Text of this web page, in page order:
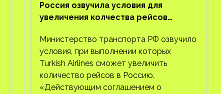
Россия озвучила условия для
увеличения колчества рейсов
Министерство транспорта РФ озвучило
условия, при выполнении которых
Turkish Airlines сможет увеличить
количество рейсов в Россию.
«Действующим соглашением о